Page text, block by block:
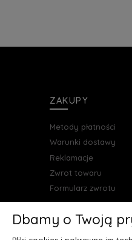
ZAKUPY
Metody płatności
Warunki dostawy
Reklamacje
Zwrot towaru
Formularz zwrotu
Dbamy o Twoją